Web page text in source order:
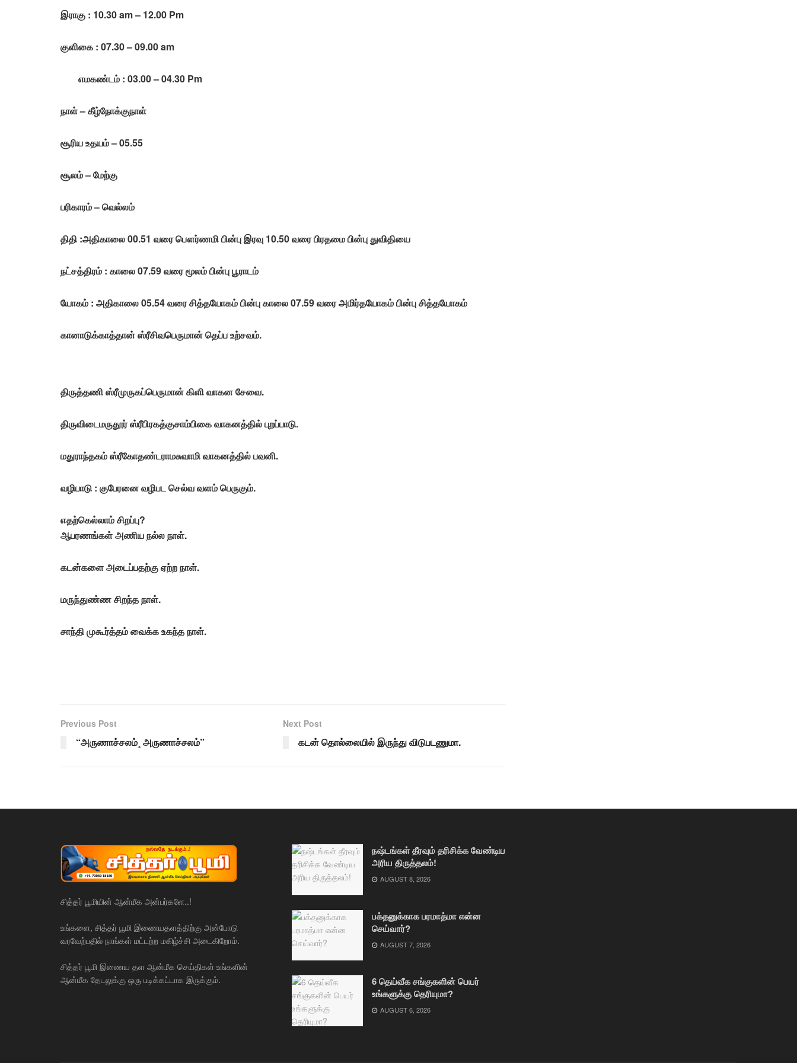
இராகு : 10.30 am – 12.00 Pm
குளிகை : 07.30 – 09.00 am
எமகண்டம் : 03.00 – 04.30 Pm
நாள் – கீழ்நோக்குநாள்
சூரிய உதயம் – 05.55
சூலம் – மேற்கு
பரிகாரம் – வெல்லம்
திதி :அதிகாலை 00.51 வரை பௌர்ணமி பின்பு இரவு 10.50 வரை பிரதமை பின்பு துவிதியை
நட்சத்திரம் : காலை 07.59 வரை மூலம் பின்பு பூராடம்
யோகம் : அதிகாலை 05.54 வரை சித்தயோகம் பின்பு காலை 07.59 வரை அமிர்தயோகம் பின்பு சித்தயோகம்
கானாடுக்காத்தான் ஸ்ரீசிவபெருமான் தெப்ப உற்சவம்.
திருத்தணி ஸ்ரீமுருகப்பெருமான் கிளி வாகன சேவை.
திருவிடைமருதூர் ஸ்ரீபிரகத்குசாம்பிகை வாகனத்தில் புறப்பாடு.
மதுராந்தகம் ஸ்ரீகோதண்டராமசுவாமி வாகனத்தில் பவனி.
வழிபாடு : குபேரனை வழிபட செல்வ வளம் பெருகும்.
எதற்கெல்லாம் சிறப்பு?
ஆபரணங்கள் அணிய நல்ல நாள்.
கடன்களை அடைப்பதற்கு ஏற்ற நாள்.
மருந்துண்ண சிறந்த நாள்.
சாந்தி முகூர்த்தம் வைக்க உகந்த நாள்.
Previous Post
“அருணாச்சலம்¸ அருணாச்சலம்”
Next Post
கடன் தொல்லையில் இருந்து விடுபடணுமா.
சித்தர் பூமியின் ஆன்மீக அன்பர்களே..!
உங்களை, சித்தர் பூமி இணையதளத்திற்கு அன்போடு
வரவேற்பதில் நாங்கள் மட்டற்ற மகிழ்ச்சி அடைகிறோம்.
சித்தர் பூமி இணைய தள ஆன்மீக செய்திகள் உங்களின்
ஆன்மீக தேடலுக்கு ஒரு படிக்கட்டாக இருக்கும்.
நஷ்டங்கள் தீரவும் தரிசிக்க வேண்டிய
அரிய திருத்தலம்!
AUGUST 8, 2026
பக்தனுக்காக பரமாத்மா என்ன
செய்வார்?
AUGUST 7, 2026
6 தெய்வீக சங்குகளின் பெயர்
உங்களுக்கு தெரியுமா?
AUGUST 6, 2026